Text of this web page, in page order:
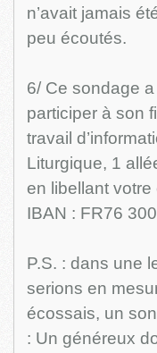
n’avait jamais
peu écoutés.
6/ Ce sondage
participer à son
travail
Liturgique, 1
en libellant
IBAN : FR76
P.S. : dans une
serions en
écossais, un
: Un généreux